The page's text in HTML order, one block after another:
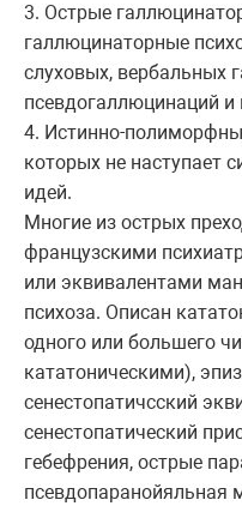
3. Острые
галлюцинаторные
слуховых, вербальных
псевдогаллюцинаций и
4. Истинно-
которых не наступает
идей.
Многие из острых
французскими
или эквивалентами
психоза. Описан
одного или большего
кататоническими),
сенестопатичсский
сенестопатический
гебефрения, острые
псевдопаранойяльная